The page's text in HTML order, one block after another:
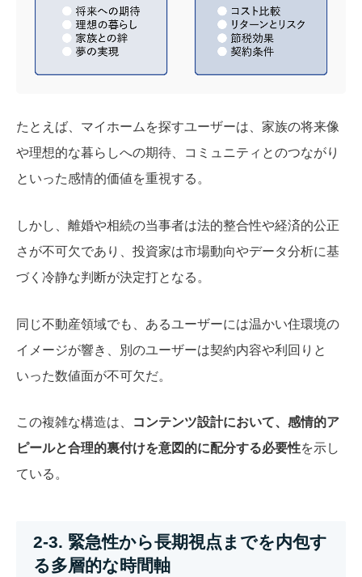
たとえば、マイホームを探すユーザーは、家族の将来像
や理想的な暮らしへの期待、コミュニティとのつながり
といった感情的価値を重視する。
しかし、離婚や相続の当事者は法的整合性や経済的公正
さが不可欠であり、投資家は市場動向やデータ分析に基
づく冷静な判断が決定打となる。
同じ不動産領域でも、あるユーザーには温かい住環境の
イメージが響き、別のユーザーは契約内容や利回りと
いった数値面が不可欠だ。
この複雑な構造は、
コンテンツ設計において、感情的ア
ピールと合理的裏付けを意図的に配分する必要性を示し
ている。
2-3. 緊急性から長期視点までを内包す
る多層的な時間軸